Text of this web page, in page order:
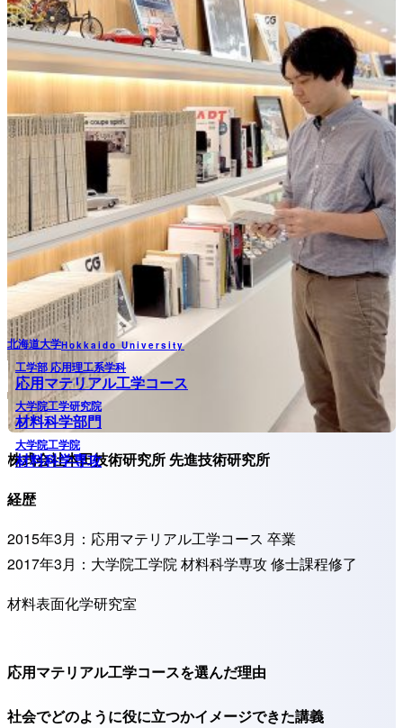
学科選択のポイント
在校生インタビュー
入試・広報
フロンティア入試
（総合型選抜）
編入学試験
大学院入試
（材料科
学専攻）
広報・パンフレット
コース
歴史
大学院の紹介
北海道大学Hokkaido University
工学部 応用理工系学科
応用マテリアル工学コース
大学院工学研究院
材料科学部門
大学院工学院
材料科学専攻
株式会社本田技術研究所 先進技術研究所
経歴
2015年3月：応用マテリアル工学コース 卒業
2017年3月：大学院工学院 材料科学専攻 修士課程修了
材料表面化学研究室
応用マテリアル工学コースを選んだ理由
社会でどのように役に立つかイメージできた講義